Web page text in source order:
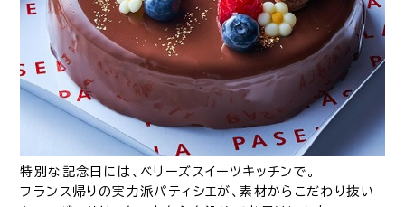
特別な記念日には、ベリーズスイーツキッチンで。
フランス帰りの実力派パティシエが、素材からこだわり抜い